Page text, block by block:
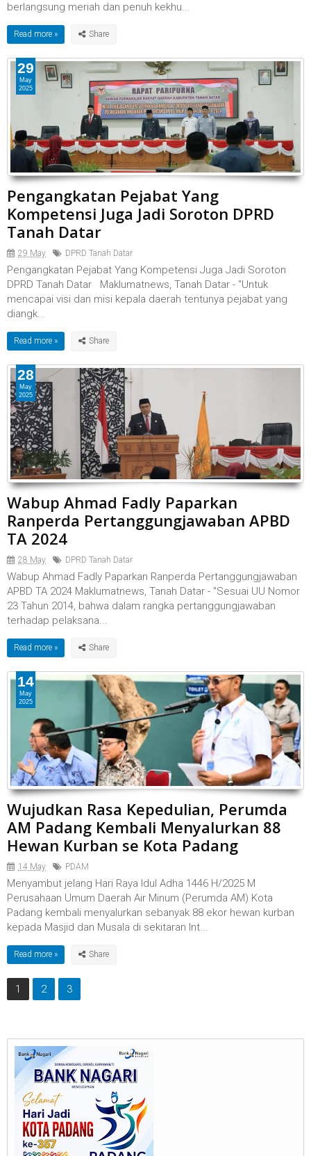
berlangsung meriah dan penuh kekhu...
Read more »
Pengangkatan Pejabat Yang
Kompetensi Juga Jadi Soroton DPRD
Tanah Datar
29 May DPRD Tanah Datar
Pengangkatan Pejabat Yang Kompetensi Juga Jadi Soroton
DPRD Tanah Datar Maklumatnews, Tanah Datar - "Untuk
mencapai visi dan misi kepala daerah tentunya pejabat yang
diangk...
Read more »
29
May
2025
Wabup Ahmad Fadly Paparkan
Ranperda Pertanggungjawaban APBD
TA 2024
28 May DPRD Tanah Datar
Wabup Ahmad Fadly Paparkan Ranperda Pertanggungjawaban
APBD TA 2024 Maklumatnews, Tanah Datar - "Sesuai UU Nomor
23 Tahun 2014, bahwa dalam rangka pertanggungjawaban
terhadap pelaksana...
Read more »
28
May
2025
Wujudkan Rasa Kepedulian, Perumda
AM Padang Kembali Menyalurkan 88
Hewan Kurban se Kota Padang
14 May PDAM
Menyambut jelang Hari Raya Idul Adha 1446 H/2025 M
Perusahaan Umum Daerah Air Minum (Perumda AM) Kota
Padang kembali menyalurkan sebanyak 88 ekor hewan kurban
kepada Masjid dan Musala di sekitaran Int...
Read more »
14
May
2025
1 2 3